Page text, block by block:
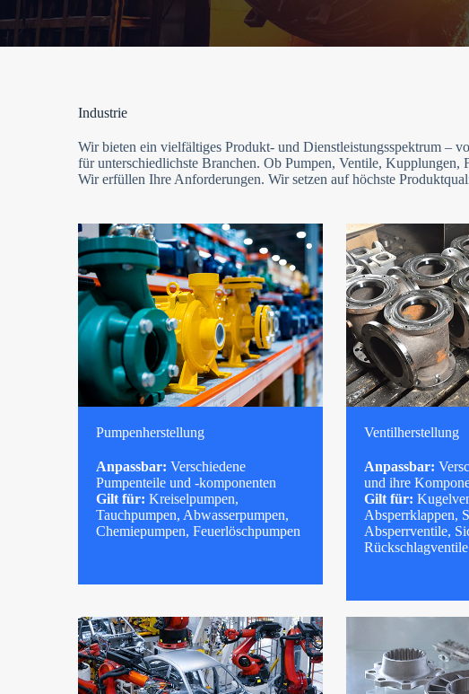
Industrie
Wir bieten ein vielfältiges Produkt- und Dienstleistungsspektrum –
für unterschiedlichste Branchen. Ob Pumpen, Ventile, Kupplungen,
Wir erfüllen Ihre Anforderungen. Wir setzen auf höchste
Pumpenherstellung
Anpassbar: Verschiedene
Pumpenteile und -komponenten
Gilt für: Kreiselpumpen,
Tauchpumpen, Abwasserpumpen,
Chemiepumpen, Feuerlöschpumpen
Ventilherstellung
Anpassbar:
und ihre
Gilt für:
Absperrklappen,
Absperrventile,
Rückschlagventile